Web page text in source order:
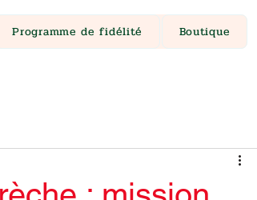
Programme de fidélité Boutique